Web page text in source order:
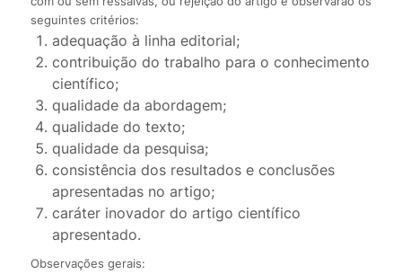
seguintes critérios:
adequação à linha editorial;
contribuição do trabalho para o conhecimento
científico;
qualidade da abordagem;
qualidade do texto;
qualidade da pesquisa;
consistência dos resultados e conclusões
apresentadas no artigo;
caráter inovador do artigo científico
apresentado.
Observações gerais: